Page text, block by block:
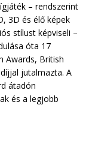
– rendszerint
3D és élő képek
stílust képviseli –
óta 17
Awards, British
jutalmazta. A
átadón
és a legjobb